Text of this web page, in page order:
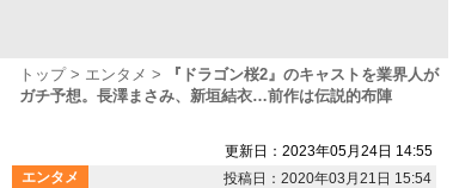
トップ エンタメ
『ドラゴン桜2』のキャストを業界人が
ガチ予想。長澤まさみ、新垣結衣…前作は伝説的布陣
更新日：2023年05月24日 14:55
エンタメ
投稿日：2020年03月21日 15:54